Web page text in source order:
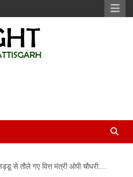
से तौले गए वित्त मंत्री ओपी चौधरी…..